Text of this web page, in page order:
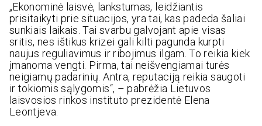
„Ekonominė laisvė, lankstumas, leidžiantis
prisitaikyti prie situacijos, yra tai, kas padeda šaliai
sunkiais laikais. Tai svarbu galvojant apie visas
sritis, nes ištikus krizei gali kilti pagunda kurpti
naujus reguliavimus ir ribojimus ilgam. To reikia kiek
įmanoma vengti. Pirma, tai neišvengiamai turės
neigiamų padarinių. Antra, reputaciją reikia saugoti
ir tokiomis sąlygomis“, – pabrėžia Lietuvos
laisvosios rinkos instituto prezidentė Elena
Leontjeva.